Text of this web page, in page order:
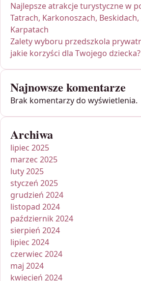
Najlepsze atrakcje turystyczne w
Tatrach, Karkonoszach,
Karpatach
Zalety wyboru przedszkola
jakie korzyści dla Twojego dziecka?
Najnowsze komentarze
Brak komentarzy do wyświetlenia.
Archiwa
lipiec 2025
marzec 2025
luty 2025
styczeń 2025
grudzień 2024
listopad 2024
październik 2024
sierpień 2024
lipiec 2024
czerwiec 2024
maj 2024
kwiecień 2024